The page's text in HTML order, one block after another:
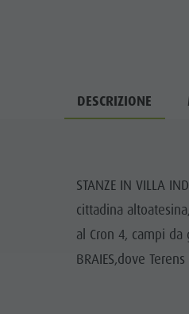
DESCRIZIONE
STANZE IN VILLA
cittadina
al Cron 4, campi da
BRAIES,dove